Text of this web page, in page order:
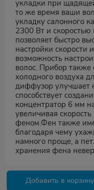
укладки при
то же время ваши
укладку салонного
2300 Вт и скоростью
позволяет быстро
настройки
возможность
волос. Прибор
холодного воздуха
диффузор улучшает
способствует
концентратор 6 мм
увеличивая
феном.Фен также
благодаря чему
намного проще, а
хранения фена
Добавить в корзину